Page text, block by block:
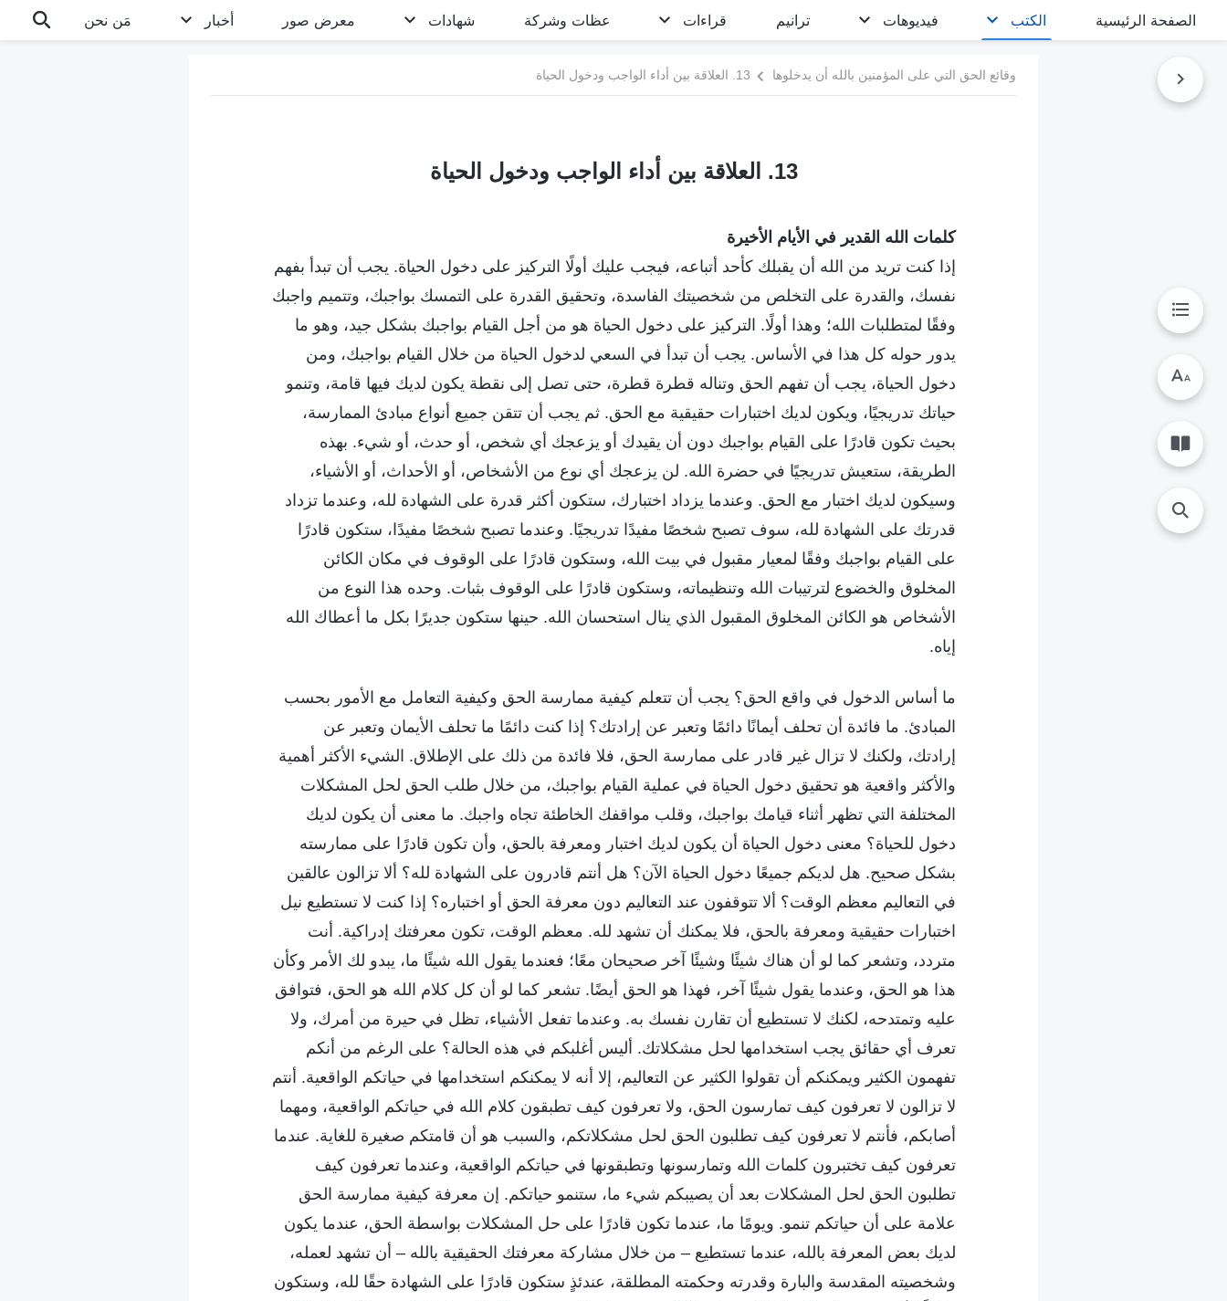
الصفحة الرئيسية الكتب فيديوهات ترانيم قراءات عظات وشركة شهادات معرض صور أخبار مَن نحن
وقائع الحق التي على المؤمنين بالله أن يدخلوها 13. العلاقة بين أداء الواجب ودخول الحياة
13. العلاقة بين أداء الواجب ودخول الحياة
كلمات الله القدير في الأيام الأخيرة
إذا كنت تريد من الله أن يقبلك كأحد أتباعه، فيجب عليك أولًا التركيز على دخول الحياة. يجب أن تبدأ بفهم
نفسك، والقدرة على التخلص من شخصيتك الفاسدة، وتحقيق القدرة على التمسك بواجبك، وتتميم واجبك
وفقًا لمتطلبات الله؛ وهذا أولًا. التركيز على دخول الحياة هو من أجل القيام بواجبك بشكل جيد، وهو ما
يدور حوله كل هذا في الأساس. يجب أن تبدأ في السعي لدخول الحياة من خلال القيام بواجبك، ومن
دخول الحياة، يجب أن تفهم الحق وتناله قطرة قطرة، حتى تصل إلى نقطة يكون لديك فيها قامة، وتنمو
حياتك تدريجيًا، ويكون لديك اختبارات حقيقية مع الحق. ثم يجب أن تتقن جميع أنواع مبادئ الممارسة،
بحيث تكون قادرًا على القيام بواجبك دون أن يقيدك أو يزعجك أي شخص، أو حدث، أو شيء. بهذه
الطريقة، ستعيش تدريجيًا في حضرة الله. لن يزعجك أي نوع من الأشخاص، أو الأحداث، أو الأشياء،
وسيكون لديك اختبار مع الحق. وعندما يزداد اختبارك، ستكون أكثر قدرة على الشهادة لله، وعندما تزداد
قدرتك على الشهادة لله، سوف تصبح شخصًا مفيدًا تدريجيًا. وعندما تصبح شخصًا مفيدًا، ستكون قادرًا
على القيام بواجبك وفقًا لمعيار مقبول في بيت الله، وستكون قادرًا على الوقوف في مكان الكائن
المخلوق والخضوع لترتيبات الله وتنظيماته، وستكون قادرًا على الوقوف بثبات. وحده هذا النوع من
الأشخاص هو الكائن المخلوق المقبول الذي ينال استحسان الله. حينها ستكون جديرًا بكل ما أعطاك الله
إياه.
ما أساس الدخول في واقع الحق؟ يجب أن تتعلم كيفية ممارسة الحق وكيفية التعامل مع الأمور بحسب
المبادئ. ما فائدة أن تحلف أيمانًا دائمًا وتعبر عن إرادتك؟ إذا كنت دائمًا ما تحلف الأيمان وتعبر عن
إرادتك، ولكنك لا تزال غير قادر على ممارسة الحق، فلا فائدة من ذلك على الإطلاق. الشيء الأكثر أهمية
والأكثر واقعية هو تحقيق دخول الحياة في عملية القيام بواجبك، من خلال طلب الحق لحل المشكلات
المختلفة التي تظهر أثناء قيامك بواجبك، وقلب مواقفك الخاطئة تجاه واجبك. ما معنى أن يكون لديك
دخول للحياة؟ معنى دخول الحياة أن يكون لديك اختبار ومعرفة بالحق، وأن تكون قادرًا على ممارسته
بشكل صحيح. هل لديكم جميعًا دخول الحياة الآن؟ هل أنتم قادرون على الشهادة لله؟ ألا تزالون عالقين
في التعاليم معظم الوقت؟ ألا تتوقفون عند التعاليم دون معرفة الحق أو اختباره؟ إذا كنت لا تستطيع نيل
اختبارات حقيقية ومعرفة بالحق، فلا يمكنك أن تشهد لله. معظم الوقت، تكون معرفتك إدراكية. أنت
متردد، وتشعر كما لو أن هناك شيئًا وشيئًا آخر صحيحان معًا؛ فعندما يقول الله شيئًا ما، يبدو لك الأمر وكأن
هذا هو الحق، وعندما يقول شيئًا آخر، فهذا هو الحق أيضًا. تشعر كما لو أن كل كلام الله هو الحق، فتوافق
عليه وتمتدحه، لكنك لا تستطيع أن تقارن نفسك به. وعندما تفعل الأشياء، تظل في حيرة من أمرك، ولا
تعرف أي حقائق يجب استخدامها لحل مشكلاتك. أليس أغلبكم في هذه الحالة؟ على الرغم من أنكم
تفهمون الكثير ويمكنكم أن تقولوا الكثير عن التعاليم، إلا أنه لا يمكنكم استخدامها في حياتكم الواقعية. أنتم
لا تزالون لا تعرفون كيف تمارسون الحق، ولا تعرفون كيف تطبقون كلام الله في حياتكم الواقعية، ومهما
أصابكم، فأنتم لا تعرفون كيف تطلبون الحق لحل مشكلاتكم، والسبب هو أن قامتكم صغيرة للغاية. عندما
تعرفون كيف تختبرون كلمات الله وتمارسونها وتطبقونها في حياتكم الواقعية، وعندما تعرفون كيف
تطلبون الحق لحل المشكلات بعد أن يصيبكم شيء ما، ستنمو حياتكم. إن معرفة كيفية ممارسة الحق
علامة على أن حياتكم تنمو. ويومًا ما، عندما تكون قادرًا على حل المشكلات بواسطة الحق، عندما يكون
لديك بعض المعرفة بالله، عندما تستطيع – من خلال مشاركة معرفتك الحقيقية بالله – أن تشهد لعمله،
وشخصيته المقدسة والبارة وقدرته وحكمته المطلقة، عندئذٍ ستكون قادرًا على الشهادة حقًا لله، وستكون